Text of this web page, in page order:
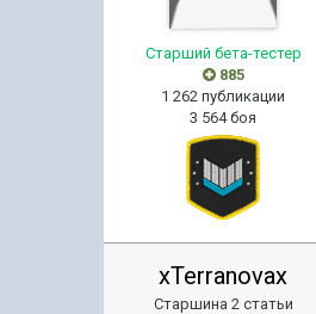
Старший бета-тестер
885
1 262 публикации
3 564 боя
xTerranovax
Старшина 2 статьи